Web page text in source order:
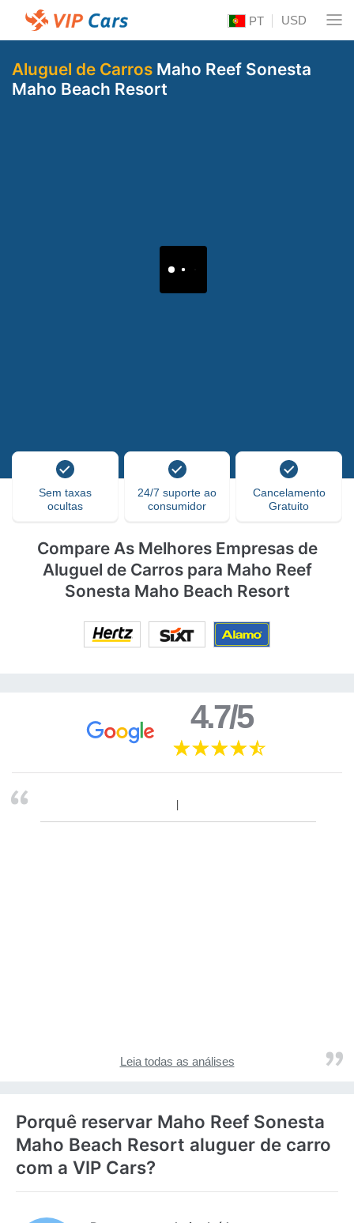
PT USD
Aluguel de Carros Maho Reef Sonesta
Maho Beach Resort
Sem taxas
ocultas
24/7 suporte ao
consumidor
Cancelamento
Gratuito
Compare As Melhores Empresas de
Aluguel de Carros para Maho Reef
Sonesta Maho Beach Resort
4.7/5
Leia todas as análises
Porquê reservar Maho Reef Sonesta
Maho Beach Resort aluguer de carro
com a VIP Cars?